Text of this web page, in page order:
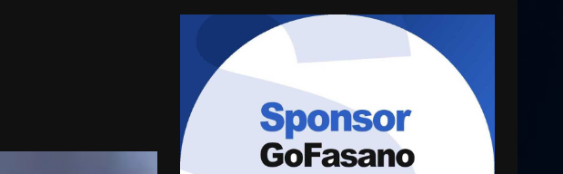
Fasanese ferito a colpi di
arma da fuoco
6 Agosto 2026 18:13